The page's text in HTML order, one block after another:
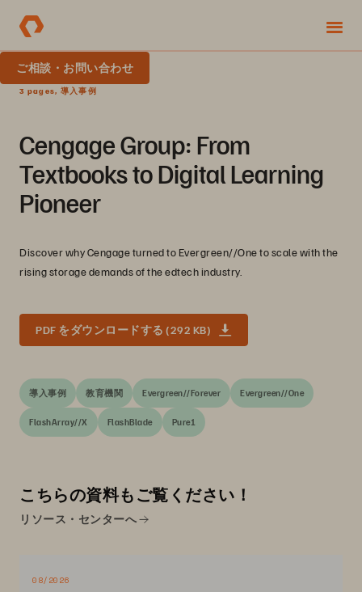
ご相談・お問い合わせ
3 pages, 導入事例
Cengage Group: From
Textbooks to Digital Learning
Pioneer
Discover why Cengage turned to Evergreen//One to scale with the
rising storage demands of the edtech industry.
PDF をダウンロードする (292 KB)
導入事例 教育機関 Evergreen//Forever Evergreen//One
FlashArray//X FlashBlade Pure1
こちらの資料もご覧ください！
リソース・センターへ
08/2026